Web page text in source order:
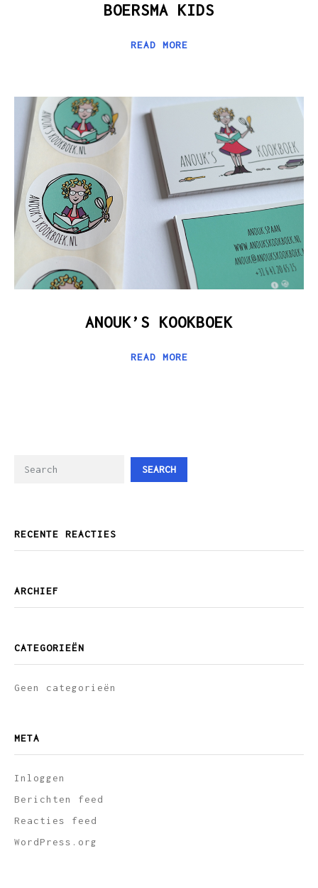
BOERSMA KIDS
READ MORE
ANOUK’S KOOKBOEK
READ MORE
SEARCH
RECENTE REACTIES
ARCHIEF
CATEGORIEËN
Geen categorieën
META
Inloggen
Berichten feed
Reacties feed
WordPress.org